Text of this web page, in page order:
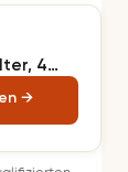
4
→